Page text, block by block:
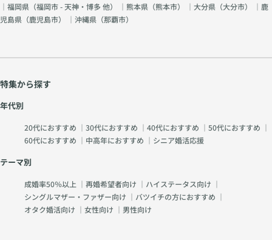
｜福岡県（福岡市 - 天神・博多 他） ｜熊本県（熊本市） ｜大分県（大分市） ｜鹿
児島県（鹿児島市） ｜沖縄県（那覇市）
特集から探す
年代別
20代におすすめ ｜ 30代におすすめ ｜ 40代におすすめ ｜ 50代におすすめ ｜
60代におすすめ ｜ 中高年におすすめ ｜ シニア婚活応援
テーマ別
成婚率50％以上 ｜ 再婚希望者向け ｜ ハイステータス向け ｜
シングルマザー・ファザー向け ｜ バツイチの方におすすめ ｜
オタク婚活向け ｜ 女性向け ｜ 男性向け